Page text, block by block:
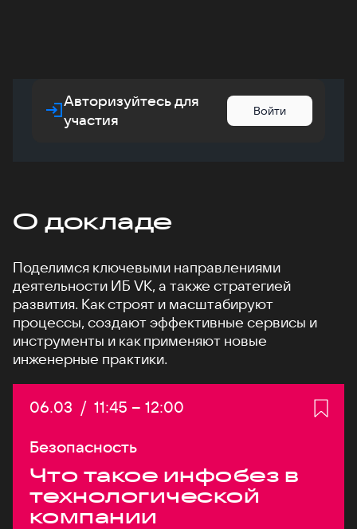
Авторизуйтесь для
участия
Войти
О докладе
Поделимся ключевыми направлениями
деятельности ИБ VK, а также стратегией
развития. Как строят и масштабируют
процессы, создают эффективные сервисы и
инструменты и как применяют новые
инженерные практики.
Дата:
06.03 / Начало:
11:45 – Конец:
12:00
Безопасность
Что такое инфобез в
технологической
компании